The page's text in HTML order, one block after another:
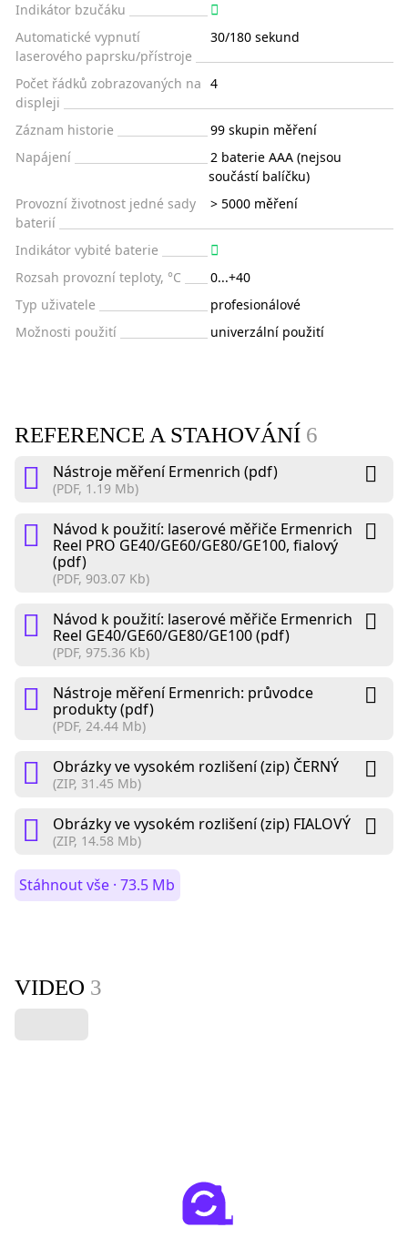
Indikátor bzučáku
Automatické vypnutí
laserového paprsku/přístroje
30/180 sekund
Počet řádků zobrazovaných na
displeji
4
Záznam historie
99 skupin měření
Napájení
2 baterie AAA (nejsou
součástí balíčku)
Provozní životnost jedné sady
baterií
> 5000 měření
Indikátor vybité baterie
Rozsah provozní teploty, °C
0...+40
Typ uživatele
profesionálové
Možnosti použití
univerzální použití
REFERENCE A STAHOVÁNÍ 6
Nástroje měření Ermenrich (pdf)
(PDF, 1.19 Mb)
Návod k použití: laserové měřiče Ermenrich
Reel PRO GE40/GE60/GE80/GE100, fialový
(pdf)
(PDF, 903.07 Kb)
Návod k použití: laserové měřiče Ermenrich
Reel GE40/GE60/GE80/GE100 (pdf)
(PDF, 975.36 Kb)
Nástroje měření Ermenrich: průvodce
produkty (pdf)
(PDF, 24.44 Mb)
Obrázky ve vysokém rozlišení (zip) ČERNÝ
(ZIP, 31.45 Mb)
Obrázky ve vysokém rozlišení (zip) FIALOVÝ
(ZIP, 14.58 Mb)
Stáhnout vše · 73.5 Mb
VIDEO 3